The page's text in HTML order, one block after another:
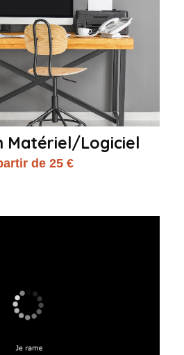
Matériel/Logiciel
de 25 €